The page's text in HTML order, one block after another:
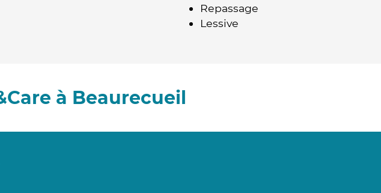
Repassage
Lessive
à Beaurecueil